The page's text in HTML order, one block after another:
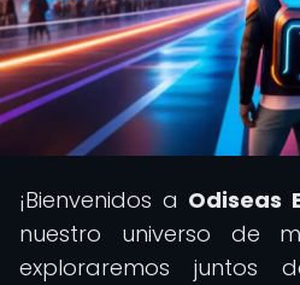
¡Bienvenidos a Odiseas
nuestro universo de
exploraremos juntos